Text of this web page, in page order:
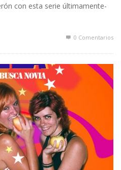
con esta serie últimamente-
0 Comentarios